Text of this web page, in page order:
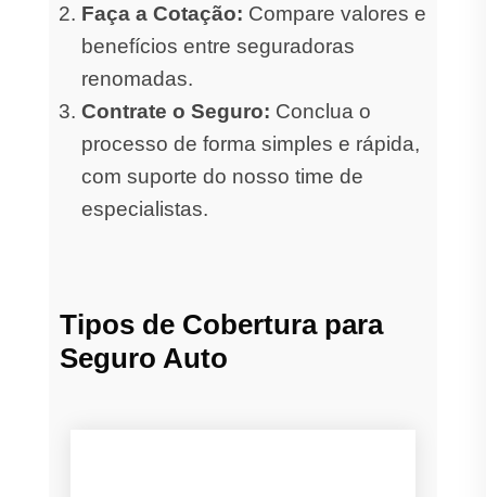
Faça a Cotação: Compare valores e
benefícios entre seguradoras
renomadas.
Contrate o Seguro: Conclua o
processo de forma simples e rápida,
com suporte do nosso time de
especialistas.
Tipos de Cobertura para
Seguro Auto